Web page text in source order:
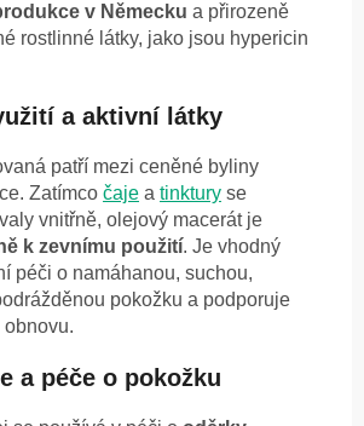
v Německu a přirozeně
rostlinné látky, jako jsou hypericin
a aktivní látky
patří mezi ceněné byliny
Zatímco čaje a tinktury se
vnitřně, olejový macerát je
k zevnímu použití. Je vhodný
péči o namáhanou, suchou,
pokožku a podporuje
a péče o pokožku